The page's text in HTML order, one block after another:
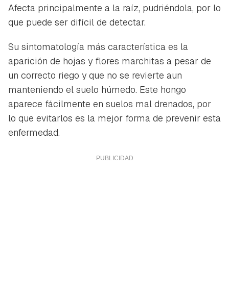
Afecta principalmente a la raíz, pudriéndola, por lo
que puede ser difícil de detectar.
Su sintomatología más característica es la
aparición de hojas y flores marchitas a pesar de
un correcto riego y que no se revierte aun
manteniendo el suelo húmedo. Este hongo
aparece fácilmente en suelos mal drenados, por
lo que evitarlos es la mejor forma de prevenir esta
enfermedad.